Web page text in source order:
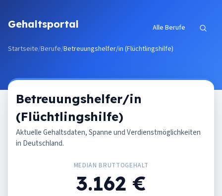
Gehaltsportal Alle Berufe
Startseite/Berufe/Betreuungshelfer/in (Flüchtlingshilfe)
Betreuungshelfer/in
(Flüchtlingshilfe)
Aktuelle Gehaltsdaten, Spanne und Verdienstmöglichkeiten
in Deutschland.
MEDIAN BRUTTOGEHALT
3.162 €